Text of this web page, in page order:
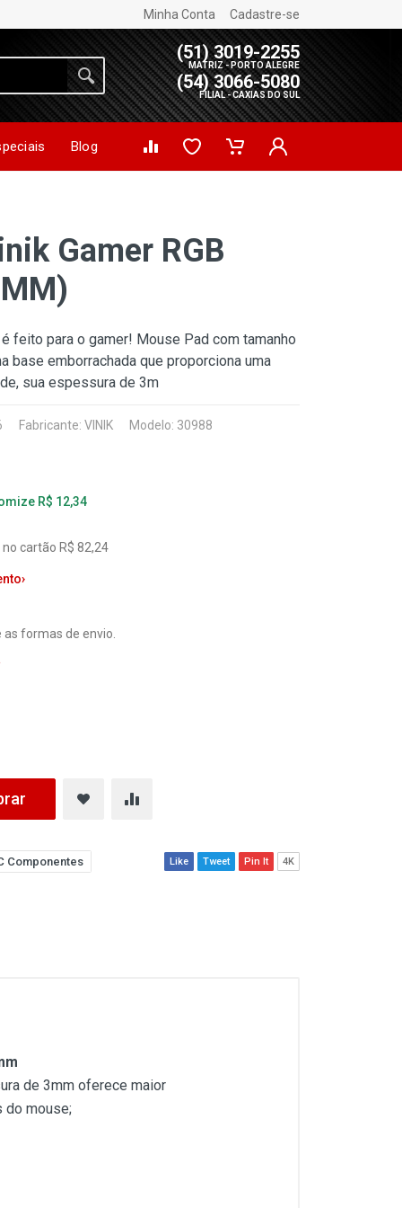
Minha Conta Cadastre-se
(51) 3019-2255
MATRIZ - PORTO ALEGRE
(54) 3066-5080
FILIAL - CAXIAS DO SUL
Blog
Gamer RGB
feito para o gamer! Mouse Pad com tamanho
base emborrachada que proporciona uma
sua espessura de 3m
Fabricante: VINIK Modelo: 30988
R$ 12,34
no cartão R$ 82,24
›
formas de envio.
Componentes Like Tweet Pin It 4K
de 3mm oferece maior
do mouse;